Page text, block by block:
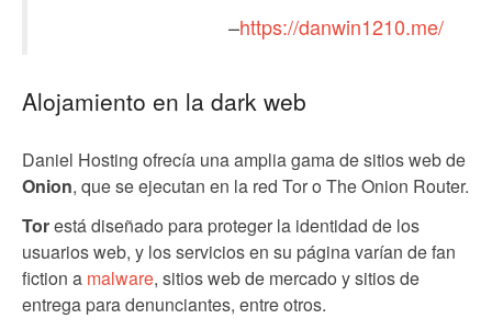
–https://danwin1210.me/
Alojamiento en la dark web
Daniel Hosting ofrecía una amplia gama de sitios web de
Onion, que se ejecutan en la red Tor o The Onion Router.
Torestá diseñado para proteger la identidad de los
usuarios web, y los servicios en su página varían de fan
fiction a malware, sitios web de mercado y sitios de
entrega para denunciantes, entre otros.